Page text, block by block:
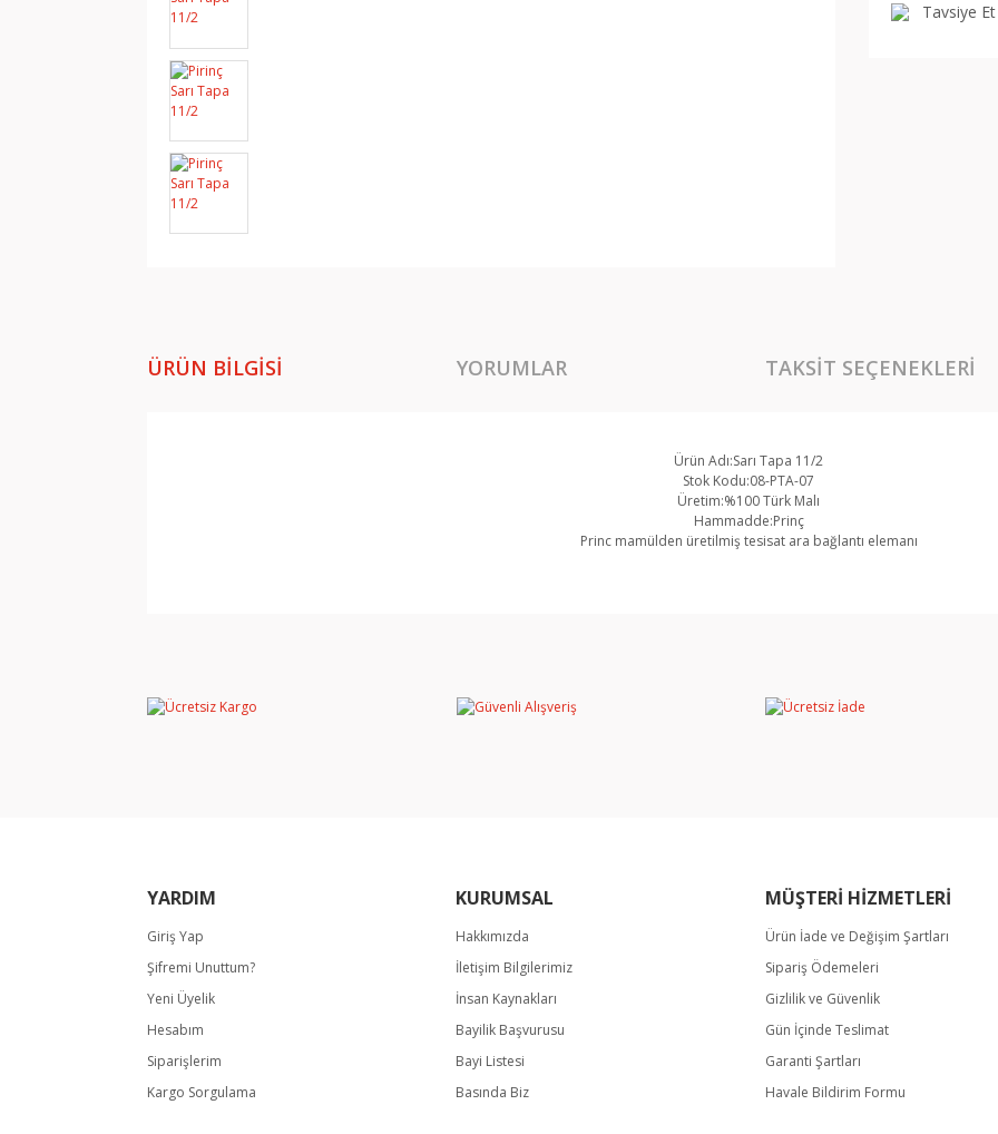
Tavsiye Et
ÜRÜN BILGISI YORUMLAR TAKSIT SEÇENEKLERI
Ürün Adı:Sarı Tapa 11/2
Stok Kodu:08-PTA-07
Üretim:%100 Türk Malı
Hammadde:Prinç
Princ mamülden üretilmiş tesisat ara bağlantı elemanı
Yorum Yaz
Ürün resmi kalitesiz, bozuk veya görüntülenemiyor.
Gönder
YARDIM
Giriş Yap
Şifremi Unuttum?
Yeni Üyelik
Hesabım
Siparişlerim
Kargo Sorgulama
KURUMSAL
Hakkımızda
İletişim Bilgilerimiz
İnsan Kaynakları
Bayilik Başvurusu
Bayi Listesi
Basında Biz
MÜŞTERİ HİZMETLERİ
Ürün İade ve Değişim Şartları
Sipariş Ödemeleri
Gizlilik ve Güvenlik
Gün İçinde Teslimat
Garanti Şartları
Havale Bildirim Formu